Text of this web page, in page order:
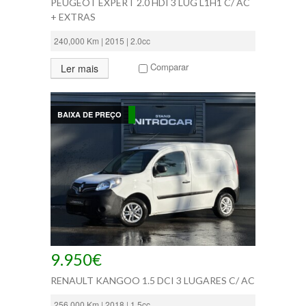
PEUGEOT EXPERT 2.0 HDI 3 LUG L1H1 C/ AC
+ EXTRAS
240,000 Km | 2015 | 2.0cc
Ler mais Comparar
BAIXA DE PREÇO
9.950€
RENAULT KANGOO 1.5 DCI 3 LUGARES C/ AC